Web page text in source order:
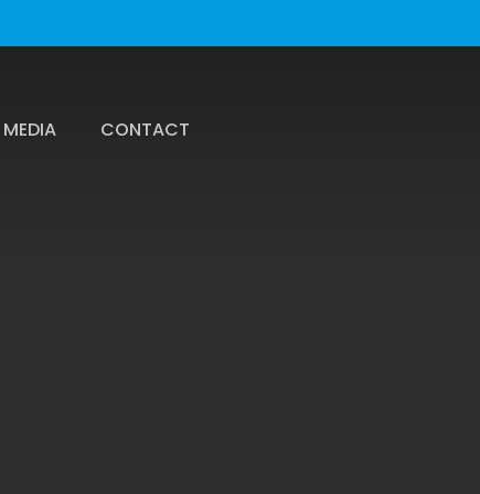
MEDIA CONTACT